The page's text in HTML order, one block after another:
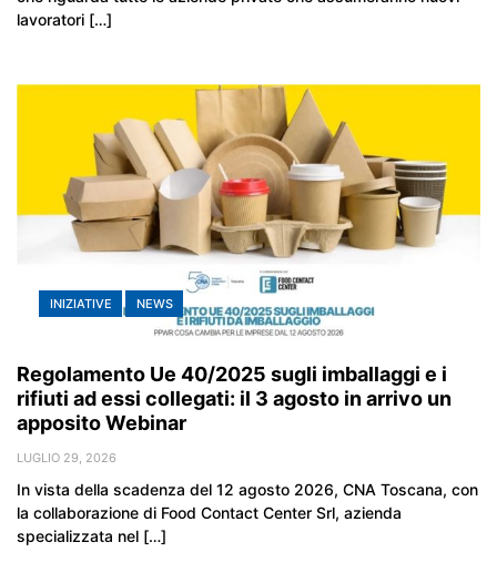
lavoratori […]
INIZIATIVE NEWS
Regolamento Ue 40/2025 sugli imballaggi e i
rifiuti ad essi collegati: il 3 agosto in arrivo un
apposito Webinar
LUGLIO 29, 2026
In vista della scadenza del 12 agosto 2026, CNA Toscana, con
la collaborazione di Food Contact Center Srl, azienda
specializzata nel […]